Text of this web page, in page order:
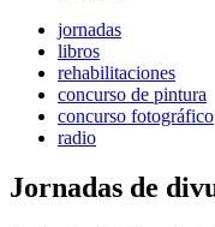
jornadas
libros
rehabilitaciones
concurso de pintura
concurso fotográfico
radio
Jornadas de